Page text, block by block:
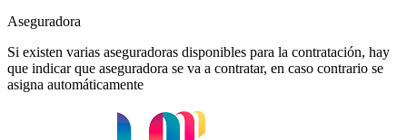
Aseguradora
Si existen varias aseguradoras disponibles para la contratación, hay
que indicar que aseguradora se va a contratar, en caso contrario se
asigna automáticamente